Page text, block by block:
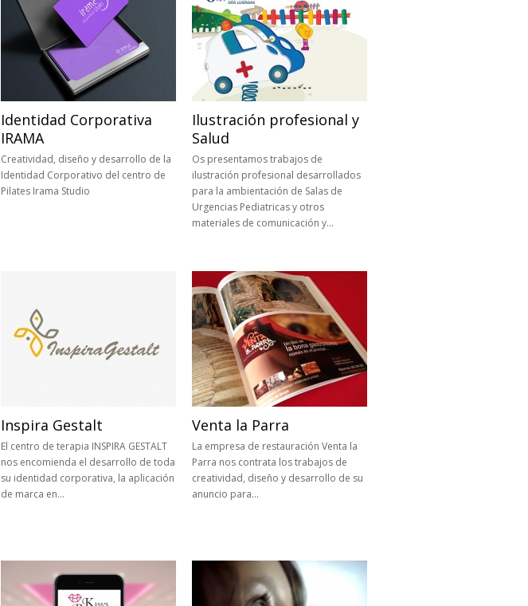
Identidad Corporativa
IRAMA
Creatividad, diseño y desarrollo de la
Identidad Corporativo del centro de
Pilates Irama Studio
Ilustración profesional y
Salud
Os presentamos trabajos de
ilustración profesional desarrollados
para la ambientación de Salas de
Urgencias Pediatricas y otros
materiales de comunicación y…
Inspira Gestalt
El centro de terapia INSPIRA GESTALT
nos encomienda el desarrollo de toda
su identidad corporativa, la aplicación
de marca en…
Venta la Parra
La empresa de restauración Venta la
Parra nos contrata los trabajos de
creatividad, diseño y desarrollo de su
anuncio para…